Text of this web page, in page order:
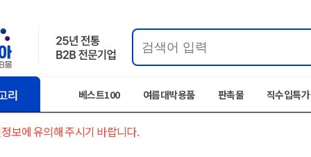
베스트100 여름대박용품 판촉물 직수입특가
보에 유의해 주시기 바랍니다.